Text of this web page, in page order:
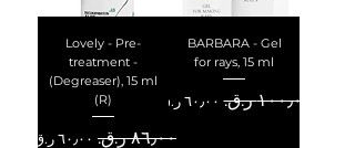
BARBARA - Gel
for rays, 15 ml
سعر عادي سعر البيع
Lovely - Pre-
treatment -
(Degreaser), 15 ml
(R)
سعر عادي سعر البيع